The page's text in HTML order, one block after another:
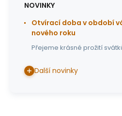
NOVINKY
Otvírací doba v období
nového roku
Přejeme krásné prožití
Další novinky